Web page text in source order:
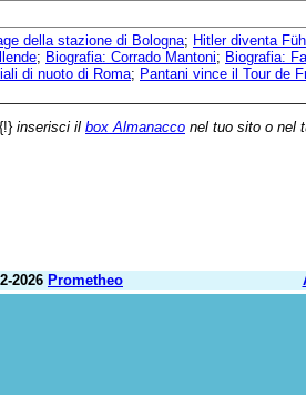
della stazione di Bologna; Hitler diventa
; Biografia: Corrado Mantoni; Biografia:
di nuoto di Roma; Pantani vince il Tour de
{!} inserisci il box Almanacco nel tuo sito o nel
2026 Prometheo